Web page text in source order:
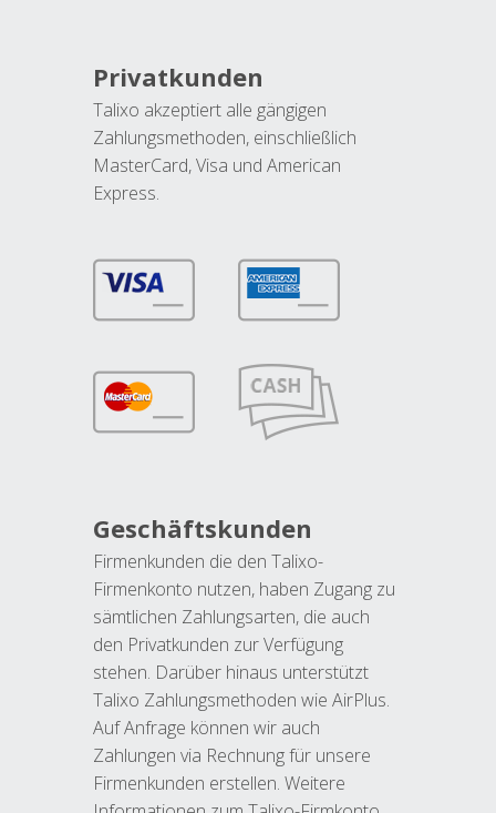
Privatkunden
Talixo akzeptiert alle gängigen
Zahlungsmethoden, einschließlich
MasterCard, Visa und American
Express.
Geschäftskunden
Firmenkunden die den Talixo-
Firmenkonto nutzen, haben Zugang zu
sämtlichen Zahlungsarten, die auch
den Privatkunden zur Verfügung
stehen. Darüber hinaus unterstützt
Talixo Zahlungsmethoden wie AirPlus.
Auf Anfrage können wir auch
Zahlungen via Rechnung für unsere
Firmenkunden erstellen. Weitere